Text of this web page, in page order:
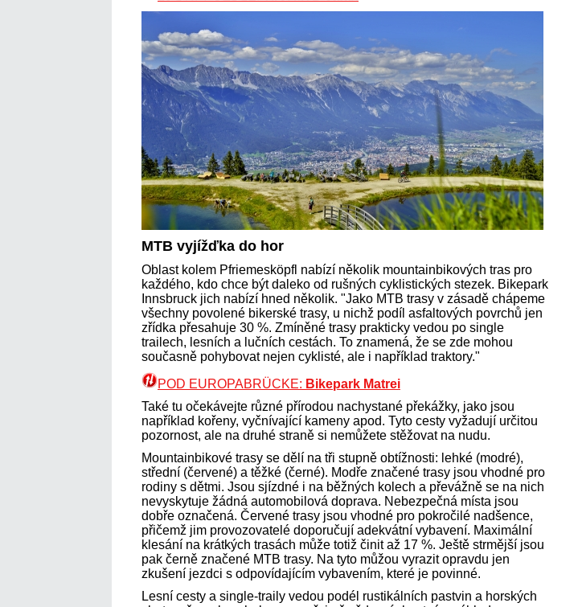
MTB vyjížďka do hor
Oblast kolem Pfriemesköpfl nabízí několik mountainbikových tras pro
každého, kdo chce být daleko od rušných cyklistických stezek. Bikepark
Innsbruck jich nabízí hned několik. "Jako MTB trasy v zásadě chápeme
všechny povolené bikerské trasy, u nichž podíl asfaltových povrchů jen
zřídka přesahuje 30 %. Zmíněné trasy prakticky vedou po single
trailech, lesních a lučních cestách. To znamená, že se zde mohou
současně pohybovat nejen cyklisté, ale i například traktory."
POD EUROPABRÜCKE: Bikepark Matrei
Také tu očekávejte různé přírodou nachystané překážky, jako jsou
například kořeny, vyčnívající kameny apod. Tyto cesty vyžadují určitou
pozornost, ale na druhé straně si nemůžete stěžovat na nudu.
Mountainbikové trasy se dělí na tři stupně obtížnosti: lehké (modré),
střední (červené) a těžké (černé). Modře značené trasy jsou vhodné pro
rodiny s dětmi. Jsou sjízdné i na běžných kolech a převážně se na nich
nevyskytuje žádná automobilová doprava. Nebezpečná místa jsou
dobře označená. Červené trasy jsou vhodné pro pokročilé nadšence,
přičemž jim provozovatelé doporučují adekvátní vybavení. Maximální
klesání na krátkých trasách může totiž činit až 17 %. Ještě strmější jsou
pak černě značené MTB trasy. Na tyto můžou vyrazit opravdu jen
zkušení jezdci s odpovídajícím vybavením, které je povinné.
Lesní cesty a single-traily vedou podél rustikálních pastvin a horských